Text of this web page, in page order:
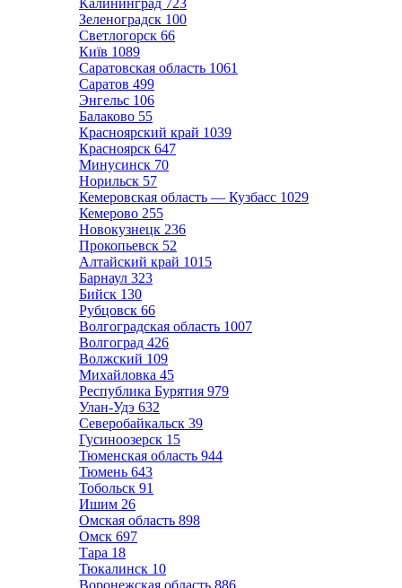
Калининград 723
Зеленоградск 100
Светлогорск 66
Київ 1089
Саратовская область 1061
Саратов 499
Энгельс 106
Балаково 55
Красноярский край 1039
Красноярск 647
Минусинск 70
Норильск 57
Кемеровская область — Кузбасс 1029
Кемерово 255
Новокузнецк 236
Прокопьевск 52
Алтайский край 1015
Барнаул 323
Бийск 130
Рубцовск 66
Волгоградская область 1007
Волгоград 426
Волжский 109
Михайловка 45
Республика Бурятия 979
Улан-Удэ 632
Северобайкальск 39
Гусиноозерск 15
Тюменская область 944
Тюмень 643
Тобольск 91
Ишим 26
Омская область 898
Омск 697
Тара 18
Тюкалинск 10
Воронежская область 886